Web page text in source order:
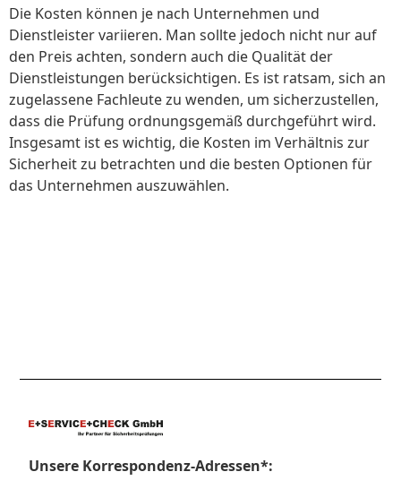
Die Kosten können je nach Unternehmen und
Dienstleister variieren. Man sollte jedoch nicht nur auf
den Preis achten, sondern auch die Qualität der
Dienstleistungen berücksichtigen. Es ist ratsam, sich an
zugelassene Fachleute zu wenden, um sicherzustellen,
dass die Prüfung ordnungsgemäß durchgeführt wird.
Insgesamt ist es wichtig, die Kosten im Verhältnis zur
Sicherheit zu betrachten und die besten Optionen für
das Unternehmen auszuwählen.
Unsere Korrespondenz-Adressen*: